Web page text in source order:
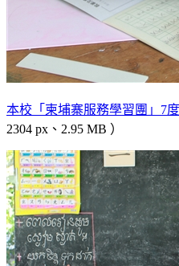
本校「柬埔寨服務學習團」7
2304 px、2.95 MB ）